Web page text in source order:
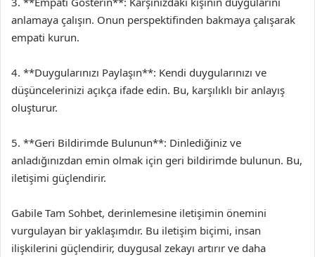
anlamaya çalışın. Onun perspektifinden bakmaya çalışarak
empati kurun.
4. **Duygularınızı Paylaşın**: Kendi duygularınızı ve
düşüncelerinizi açıkça ifade edin. Bu, karşılıklı bir anlayış
oluşturur.
5. **Geri Bildirimde Bulunun**: Dinlediğiniz ve
anladığınızdan emin olmak için geri bildirimde bulunun. Bu,
iletişimi güçlendirir.
Gabile Tam Sohbet, derinlemesine iletişimin önemini
vurgulayan bir yaklaşımdır. Bu iletişim biçimi, insan
ilişkilerini güçlendirir, duygusal zekayı artırır ve daha